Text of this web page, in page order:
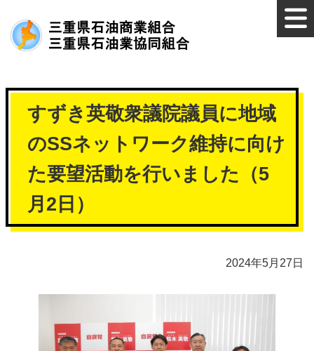
すずき英敬衆議院議員に地域
のSSネットワーク維持に向け
た要望活動を行いました（5
月2日）
2024年5月27日